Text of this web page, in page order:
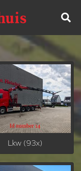
Lkw (93x)